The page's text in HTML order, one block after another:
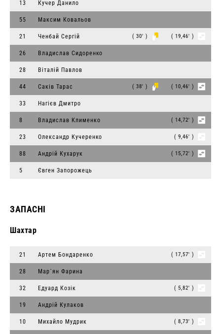
13 Кучер Данило
55 Максим Ковальов
21 Ченбай Сергій ( 30' ) ( 19,46' )
26 Владислав Сидоренко
28 Віталій Павлов
44 Саків Тарас ( 38' ) ( 10,46' )
33 Нагієв Дмитро
8 Владислав Клименко ( 14,72' )
23 Олександр Кучеренко ( 9,46' )
88 Андрій Кухарук ( 15,72' )
5 Євген Запорожець
ЗАПАСНІ
Шахтар
21 Артем Бондаренко ( 17,57' )
28 Мар᾽ян Фарина
32 Едуард Козік ( 5,82' )
19 Андрій Кулаков
10 Михайло Мудрик ( 8,73' )